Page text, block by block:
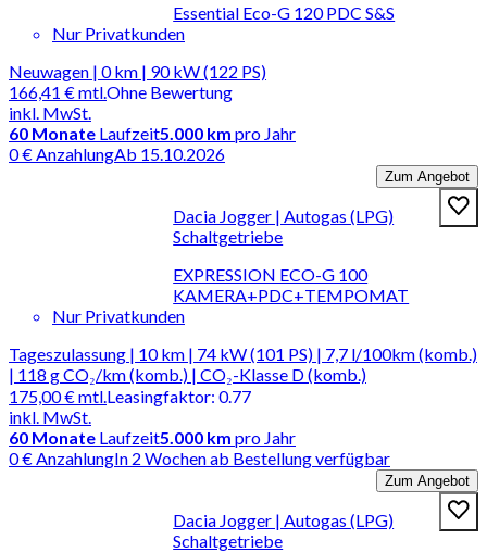
Essential Eco-G 120 PDC S&S
Nur Privatkunden
Neuwagen | 0 km | 90 kW (122 PS)
166,41 €mtl.
inkl. MwSt.
Ohne Bewertung
60 Monate Laufzeit5.000 km pro Jahr
0 € AnzahlungAb 15.10.2026
Zum Angebot
Dacia Jogger | Autogas (LPG)
Schaltgetriebe
EXPRESSION ECO-G 100
KAMERA+PDC+TEMPOMAT
Nur Privatkunden
Tageszulassung | 10 km | 74 kW (101 PS) | 7,7 l/100km (komb.)
| 118 g CO₂/km (komb.) | CO₂-Klasse D (komb.)
175,00 €mtl.
inkl. MwSt.
Leasingfaktor: 0.77
60 Monate Laufzeit5.000 km pro Jahr
0 € AnzahlungIn 2 Wochen ab Bestellung verfügbar
Zum Angebot
Dacia Jogger | Autogas (LPG)
Schaltgetriebe